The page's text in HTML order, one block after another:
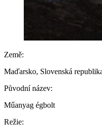
Země:
Maďarsko, Slovenská
Původní název:
Műanyag égbolt
Režie: